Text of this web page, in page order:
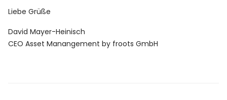
Liebe Grüße
David Mayer-Heinisch
CEO Asset Manangement by froots GmbH